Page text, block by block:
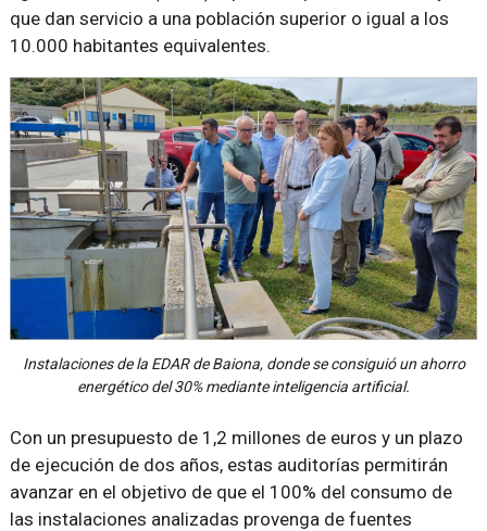
que dan servicio a una población superior o igual a los
10.000 habitantes equivalentes.
Instalaciones de la EDAR de Baiona, donde se consiguió un ahorro
energético del 30% mediante inteligencia artificial.
Con un presupuesto de 1,2 millones de euros y un plazo
de ejecución de dos años, estas auditorías permitirán
avanzar en el objetivo de que el 100% del consumo de
las instalaciones analizadas provenga de fuentes